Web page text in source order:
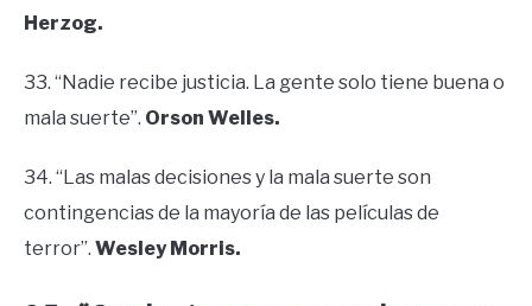
Herzog.
33. “Nadie recibe justicia. La gente solo tiene buena o
mala suerte”. Orson Welles.
34. “Las malas decisiones y la mala suerte son
contingencias de la mayoría de las películas de
terror”. Wesley Morris.